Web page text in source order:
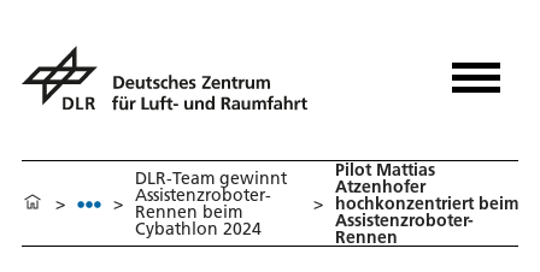
> >
DLR-Team gewinnt
Assistenzroboter-
Rennen beim
Cybathlon 2024
>
Pilot Mattias
Atzenhofer
hochkonzentriert beim
Assistenzroboter-
Rennen